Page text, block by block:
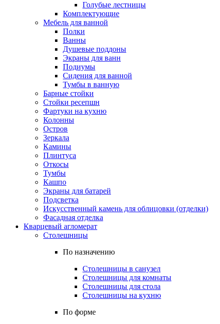
Голубые лестницы
Комплектующие
Мебель для ванной
Полки
Ванны
Душевые поддоны
Экраны для ванн
Подиумы
Сидения для ванной
Тумбы в ванную
Барные стойки
Стойки ресепшн
Фартуки на кухню
Колонны
Остров
Зеркала
Камины
Плинтуса
Откосы
Тумбы
Кашпо
Экраны для батарей
Подсветка
Искусственный камень для облицовки (отделки)
Фасадная отделка
Кварцевый агломерат
Столешницы
По назначению
Столешницы в санузел
Столешницы для комнаты
Столешницы для стола
Столешницы на кухню
По форме